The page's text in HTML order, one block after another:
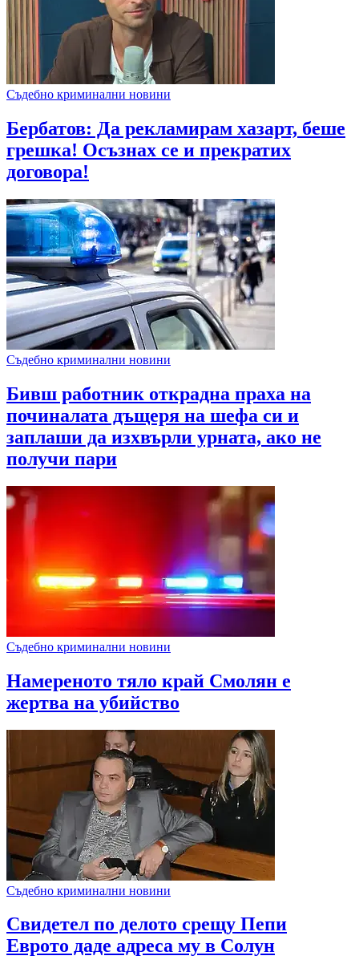
Съдебно криминални новини
Бербатов: Да рекламирам хазарт, беше
грешка! Осъзнах се и прекратих
договора!
Съдебно криминални новини
Бивш работник открадна праха на
починалата дъщеря на шефа си и
заплаши да изхвърли урната, ако не
получи пари
Съдебно криминални новини
Намереното тяло край Смолян е
жертва на убийство
Съдебно криминални новини
Свидетел по делото срещу Пепи
Еврото даде адреса му в Солун